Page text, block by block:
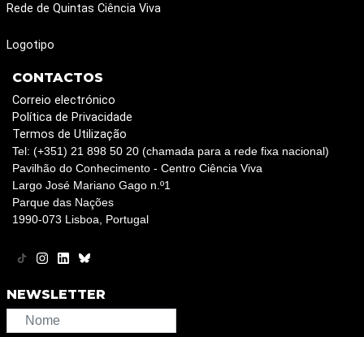
Rede de Quintas Ciência Viva
Logotipo
CONTACTOS
Correio electrónico
Política de Privacidade
Termos de Utilização
Tel: (+351) 21 898 50 20 (chamada para a rede fixa nacional)
Pavilhão do Conhecimento - Centro Ciência Viva
Largo José Mariano Gago n.º1
Parque das Nações
1990-073 Lisboa, Portugal
NEWSLETTER